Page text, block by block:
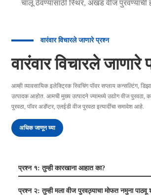
चालू ठेवण्यासाठी स्थिर, अखंड वीज पुरवण्याची
वारंवार विचारले जाणारे प्रश्न
वारंवार विचारले जाणारे
आम्ही व्यावसायिक इलेक्ट्रिक स्विचिंग पॉवर सप्लाय कन्सल्टिंग,
उत्पादक आहोत. आमची मुख्य उत्पादने ज्यामध्ये उद्योग वीज पुरवठा,
पुरवठा, पॉवर अडॅप्टर, एलईडी वीज पुरवठा इत्यादींचा समावेश आहे.
अधिक जाणून घ्या
प्रश्न १: तुम्ही कारखाना आहात का?
प्रश्न २: तुम्ही मला वीज पुरवठ्याचा मोफत नमुना